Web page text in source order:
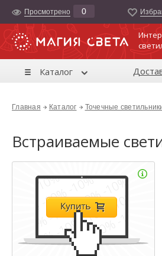
Просмотрено 0
Каталог
Главная Каталог Точечные
Встраиваемые